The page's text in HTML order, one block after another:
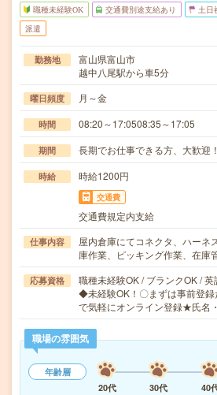
職種未経験OK 交通費別途支給あり 土日
派遣
勤務地
富山県富山市
越中八尾駅から車5分
曜日頻度 月～金
時間 08:20～17:0508:35～17:05
期間 長期でお仕事できる方、大歓迎！
時給 時給1200円
交通費
交通費規定内支給
仕事内容
屋内倉庫にてコネクタ、ハーネ
庫作業、ピッキング作業、在
応募資格
職種未経験OK / ブランクOK /
◆未経験OK！〇まずは事前登
で気軽にオンライン登録★氏名
職場の雰囲気
年齢層
20代
30代 40